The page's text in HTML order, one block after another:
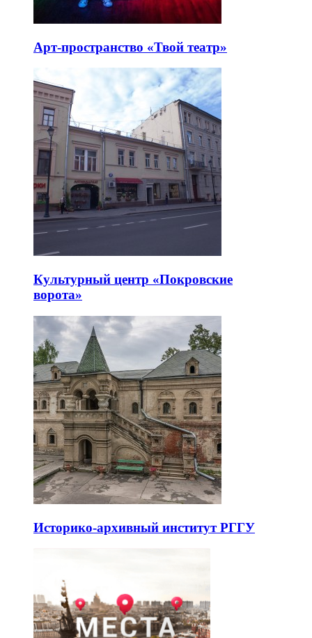
Арт-пространство «Твой театр»
Культурный центр «Покровские
ворота»
Историко-архивный институт РГГУ